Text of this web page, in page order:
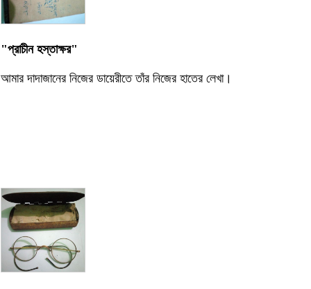
"প্রাচীন হস্তাক্ষর"
আমার দাদাজানের নিজের ডায়েরীতে তাঁর নিজের হাতের লেখা।